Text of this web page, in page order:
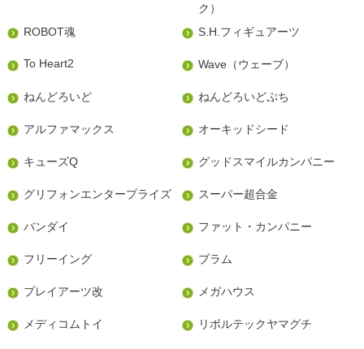
ク）
ROBOT魂
S.H.フィギュアーツ
To Heart2 Wave（ウェーブ）
ねんどろいど ねんどろいどぷち
アルファマックス オーキッドシード
キューズQ グッドスマイルカンパニー
グリフォンエンタープライズ スーパー超合金
バンダイ ファット・カンパニー
フリーイング プラム
プレイアーツ改 メガハウス
メディコムトイ リボルテックヤマグチ